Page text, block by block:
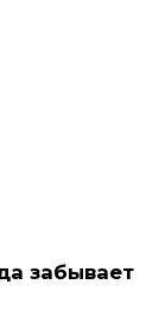
забывает